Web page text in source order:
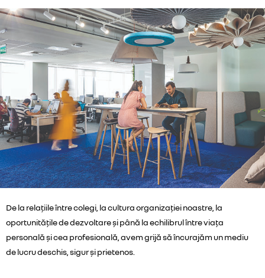
De la relațiile între colegi, la cultura organizației noastre, la
oportunitățile de dezvoltare și până la echilibrul între viața
personală și cea profesională, avem grijă să încurajăm un mediu
de lucru deschis, sigur și prietenos.